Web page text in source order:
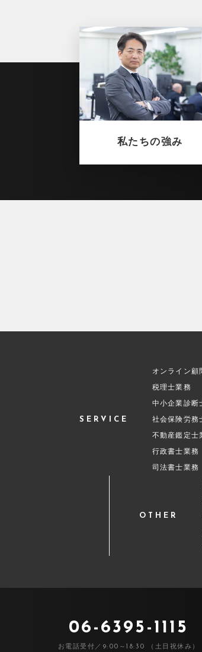
私たちの強み
SERVICE
オンライン顧
税理士業務
中小企業診断
社会保険労務
不動産鑑定士
行政書士業務
司法書士業務
OTHER
06-6395-1115
お電話受付／9:00～18:30 （土日祝休み）